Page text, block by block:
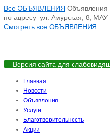
Все ОБЪЯВЛЕНИЯ Объявления
по адресу: ул. Амурская, 8,
Смотреть все ОБЪЯВЛЕНИЯ
Версия сайта для
Главная
Новости
Объявления
Услуги
Благотворительность
Акции